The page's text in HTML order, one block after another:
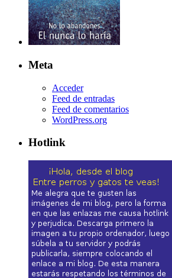
Meta
Acceder
Feed de entradas
Feed de comentarios
WordPress.org
Hotlink